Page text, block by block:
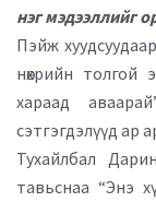
нэг мэдээллийг
Пэйж
нөхрийн толгой
хараад
сэтгэгдэлүүд ар
Тухайлбал
тавьснаа “Энэ